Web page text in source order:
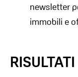
newsletter
immobili e
RISULTATI